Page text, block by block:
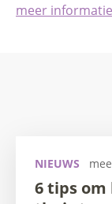
meer
NIEUWS
6 tips